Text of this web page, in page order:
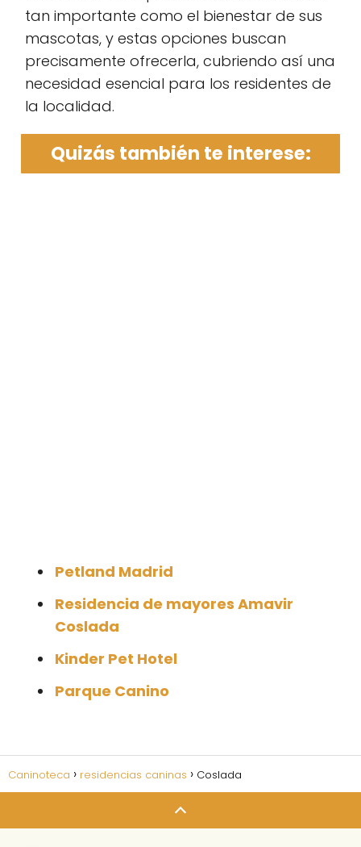
tan importante como el bienestar de sus
mascotas, y estas opciones buscan
precisamente ofrecerla, cubriendo así una
necesidad esencial para los residentes de
la localidad.
Quizás también te interese:
Petland Madrid
Residencia de mayores Amavir
Coslada
Kinder Pet Hotel
Parque Canino
Caninoteca residencias caninas Coslada